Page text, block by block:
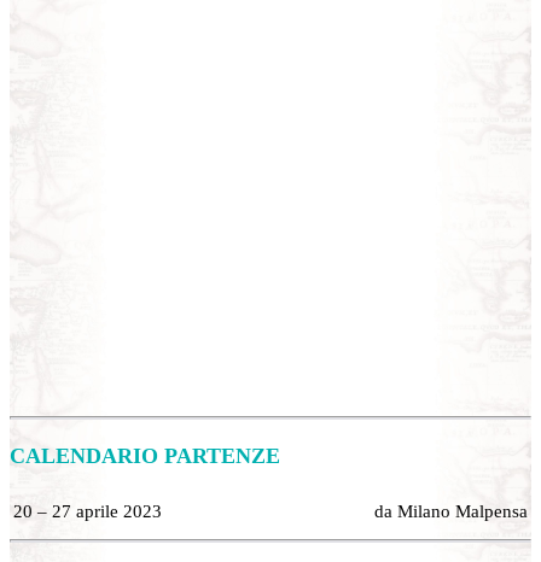
CALENDARIO PARTENZE
20 – 27 aprile 2023 da Milano Malpensa